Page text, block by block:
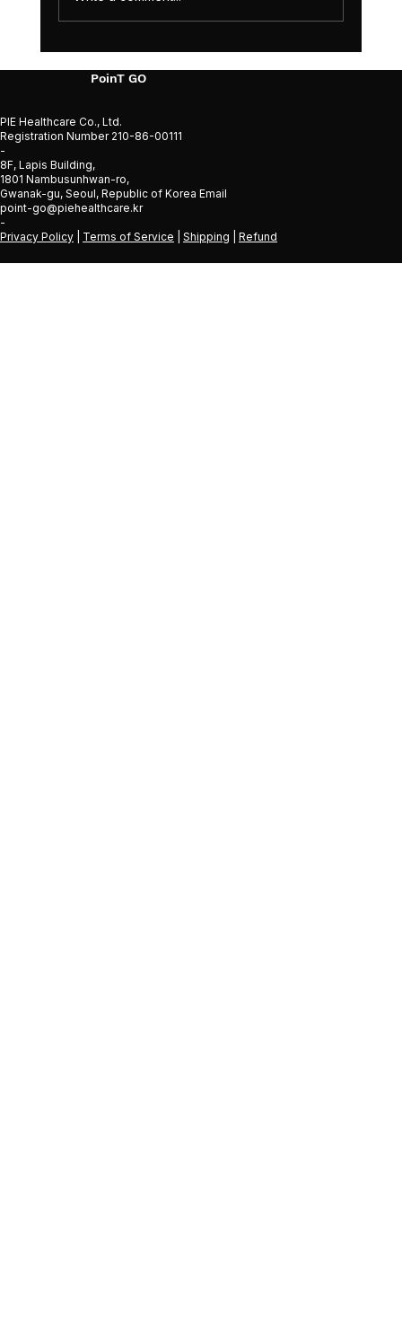
昨天和今天的數值對不上時：如何在相同
條件下測量
PoinT GO
PIE Healthcare Co., Ltd.
Registration Number 210-86-00111
-
8F, Lapis Building,
1801 Nambusunhwan-ro,
Gwanak-gu, Seoul, Republic of Korea Email
point-go@piehealthcare.kr
-
Privacy Policy
Terms of Service Shipping Refund